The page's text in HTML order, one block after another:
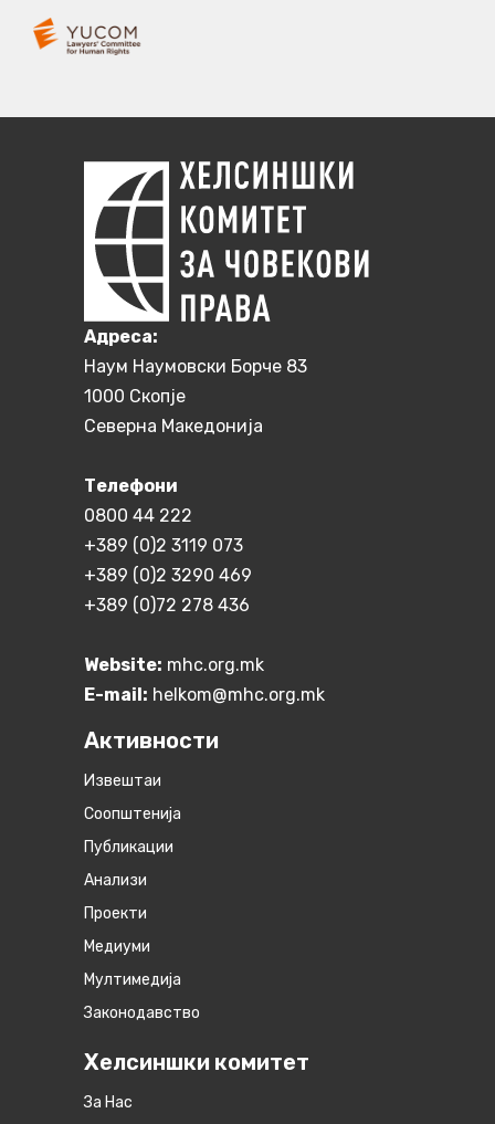
Aдреса:
Наум Наумовски Борче 83
1000 Скопје
Северна Македонија
Телефони
0800 44 222
+389 (0)2 3119 073
+389 (0)2 3290 469
+389 (0)72 278 436
Website: mhc.org.mk
E-mail: helkom@mhc.org.mk
Активности
Извештаи
Соопштенија
Публикации
Анализи
Проекти
Медиуми
Мултимедија
Законодавство
Хелсиншки комитет
За Нас